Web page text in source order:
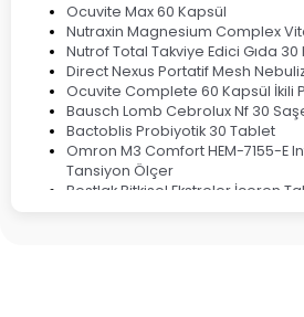
Ocuvite Max 60 Kapsül
Nutraxin Magnesium Complex
Nutrof Total Takviye Edici Gıda 30
Direct Nexus Portatif Mesh
Ocuvite Complete 60 Kapsül İkili
Bausch Lomb Cebrolux Nf 30
Bactoblis Probiyotik 30 Tablet
Omron M3 Comfort HEM-7155-E
Tansiyon Ölçer
Bestlak Bitkisel Ekstreler İçeren